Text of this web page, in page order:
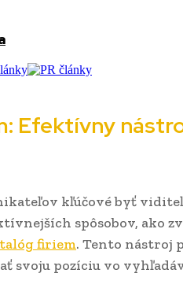
Efektívny
kľúčové byť
spôsobov, ako
firiem. Tento nástroj
svoju pozíciu vo